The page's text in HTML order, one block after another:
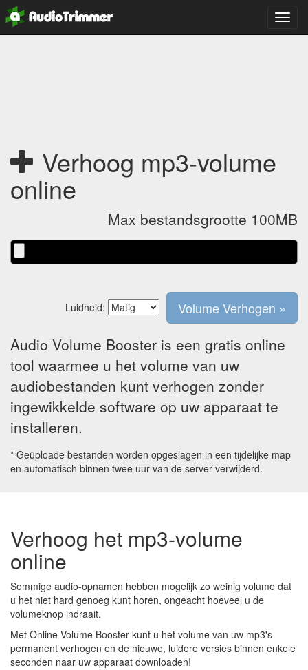
Verhoog mp3-volume
online
Max bestandsgrootte 100MB
Luidheid:
Audio Volume Booster is een gratis online
tool waarmee u het volume van uw
audiobestanden kunt verhogen zonder
ingewikkelde software op uw apparaat te
installeren.
* Geüploade bestanden worden opgeslagen in een tijdelijke map
en automatisch binnen twee uur van de server verwijderd.
Verhoog het mp3-volume
online
Sommige audio-opnamen hebben mogelijk zo weinig volume dat
u het niet hard genoeg kunt horen, ongeacht hoeveel u de
volumeknop indraait.
Met Online Volume Booster kunt u het volume van uw mp3's
permanent verhogen en de nieuwe, luidere versies binnen enkele
seconden naar uw apparaat downloaden!